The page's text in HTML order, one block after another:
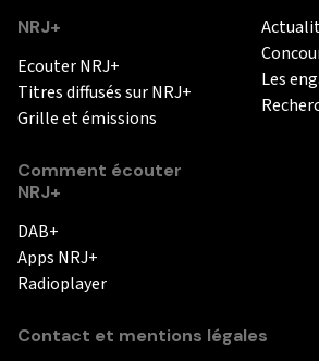
NRJ+
Ecouter NRJ+
Titres diffusés sur NRJ+
Grille et émissions
Comment écouter
NRJ+
DAB+
Apps NRJ+
Radioplayer
Les
Contact et mentions légales